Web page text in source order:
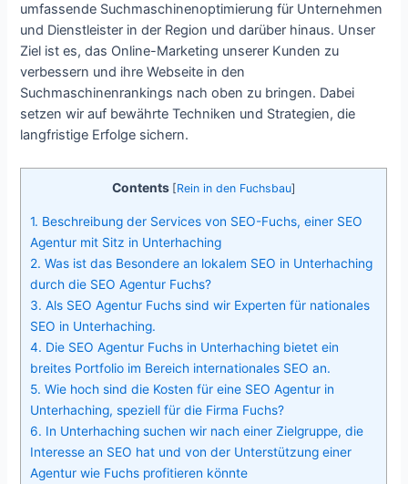
umfassende Suchmaschinenoptimierung für Unternehmen
und Dienstleister in der Region und darüber hinaus. Unser
Ziel ist es, das Online-Marketing unserer Kunden zu
verbessern und ihre Webseite in den
Suchmaschinenrankings nach oben zu bringen. Dabei
setzen wir auf bewährte Techniken und Strategien, die
langfristige Erfolge sichern.
Contents [Rein in den Fuchsbau]
1. Beschreibung der Services von SEO-Fuchs, einer SEO
Agentur mit Sitz in Unterhaching
2. Was ist das Besondere an lokalem SEO in Unterhaching
durch die SEO Agentur Fuchs?
3. Als SEO Agentur Fuchs sind wir Experten für nationales
SEO in Unterhaching.
4. Die SEO Agentur Fuchs in Unterhaching bietet ein
breites Portfolio im Bereich internationales SEO an.
5. Wie hoch sind die Kosten für eine SEO Agentur in
Unterhaching, speziell für die Firma Fuchs?
6. In Unterhaching suchen wir nach einer Zielgruppe, die
Interesse an SEO hat und von der Unterstützung einer
Agentur wie Fuchs profitieren könnte